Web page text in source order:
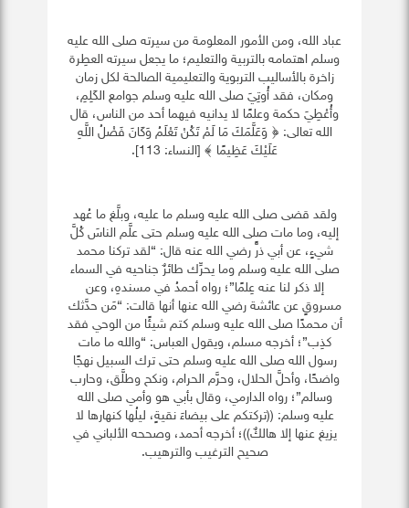
عباد الله، ومن الأمور المعلومة من سيرته صلى الله عليه
وسلم اهتمامه بالتربية والتعليم؛ ما يجعل سيرته العطِرة
زاخرة بالأساليب التربوية والتعليمية الصالحة لكل زمان
ومكان، فقد أُوتِيَ صلى الله عليه وسلم جوامع الكَلِمِ،
وأُعْطِيَ حكمة وعلمًا لا يدانيه فيهما أحد من الناس، قال
الله تعالى: ﴿ وَعَلَّمَكَ مَا لَمْ تَكُنْ تَعْلَمُ وَكَانَ فَضْلُ اللَّهِ
عَلَيْكَ عَظِيمًا ﴾ [النساء: 113].
ولقد قضى صلى الله عليه وسلم ما عليه، وبلَّغ ما عُهد
إليه، وما مات صلى الله عليه وسلم حتى علَّم الناسَ كُلَّ
شيءٍ، عن أبي ذرٍّ رضي الله عنه قال: “لقد تركنا محمد
صلى الله عليه وسلم وما يحرِّك طائرٌ جناحيه في السماء
إلا ذكر لنا عنه عِلمًا”؛ رواه أحمدُ في مسندهِ، وعن
مسروقٍ عن عائشة رضي الله عنها أنها قالت: “مَن حدَّثك
أن محمدًا صلى الله عليه وسلم كتم شيئًا من الوحي فقد
كذِب”؛ أخرجه مسلم، ويقول العباس: “والله ما مات
رسول الله صلى الله عليه وسلم حتى ترك السبيل نهجًا
واضحًا، وأحلَّ الحلال، وحرَّم الحرام، ونكح وطلَّق، وحارب
وسالم”؛ رواه الدارمي، وقال بأبي هو وأمي صلى الله
عليه وسلم: ((تركتكم على بيضاءَ نقيةٍ، ليلُها كنهارها لا
يزيغ عنها إلا هالكٌ))؛ أخرجه أحمد، وصححه الألباني في
صحيح الترغيب والترهيب.